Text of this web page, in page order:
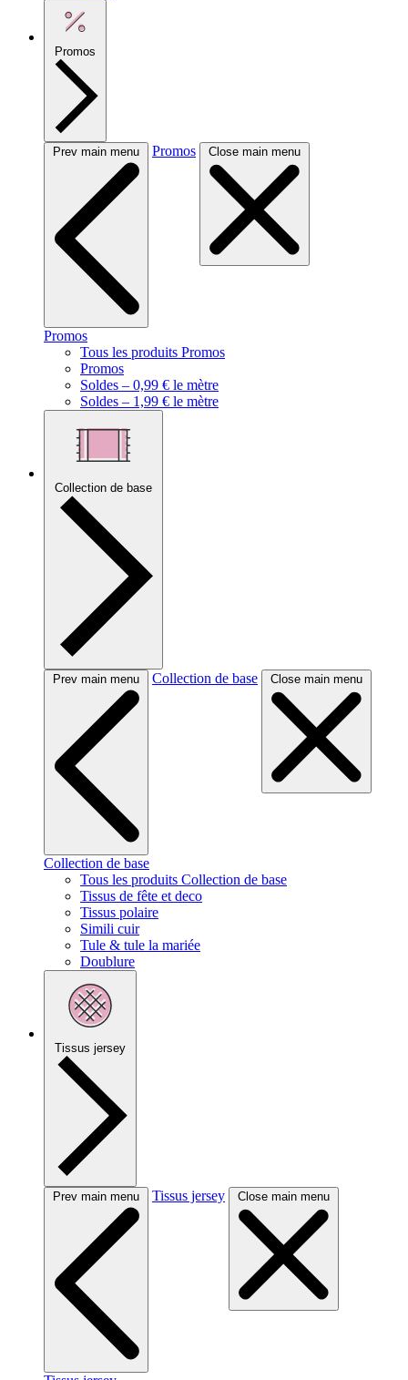
Promos
Prev main menu Promos Close main menu
Promos
Tous les produits Promos
Promos
Soldes – 0,99 € le mètre
Soldes – 1,99 € le mètre
Collection de base
Prev main menu Collection de base Close main menu
Collection de base
Tous les produits Collection de base
Tissus de fête et deco
Tissus polaire
Simili cuir
Tule & tule la mariée
Doublure
Tissus jersey
Prev main menu Tissus jersey Close main menu